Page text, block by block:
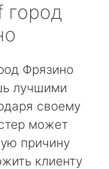
город
Фрязино
лучшими
своему
может
причину
клиенту